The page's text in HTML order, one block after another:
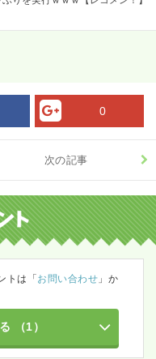
0
次の記事
トは「 お問い合わせ 」か
（1）